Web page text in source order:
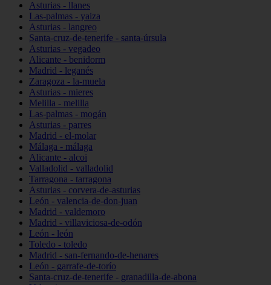
Asturias - llanes
Las-palmas - yaiza
Asturias - langreo
Santa-cruz-de-tenerife - santa-úrsula
Asturias - vegadeo
Alicante - benidorm
Madrid - leganés
Zaragoza - la-muela
Asturias - mieres
Melilla - melilla
Las-palmas - mogán
Asturias - parres
Madrid - el-molar
Málaga - málaga
Alicante - alcoi
Valladolid - valladolid
Tarragona - tarragona
Asturias - corvera-de-asturias
León - valencia-de-don-juan
Madrid - valdemoro
Madrid - villaviciosa-de-odón
León - león
Toledo - toledo
Madrid - san-fernando-de-henares
León - garrafe-de-torío
Santa-cruz-de-tenerife - granadilla-de-abona